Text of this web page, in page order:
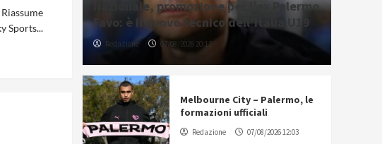
Sports...
Nazionale, promozione per l’ex Palermo
Favo: è il nuovo tecnico dell’Italia U19
Redazione 07/08/2026 20:12
Melbourne City – Palermo, le
formazioni ufficiali
Redazione 07/08/2026 12:03